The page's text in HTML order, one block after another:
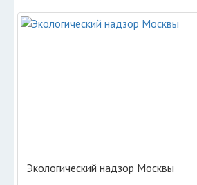
Экологический надзор Москвы